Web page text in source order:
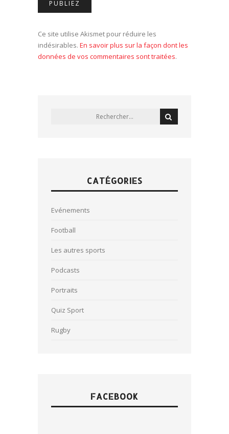
Ce site utilise Akismet pour réduire les
indésirables. En savoir plus sur la façon dont les
données de vos commentaires sont traitées.
CATÉGORIES
Evénements
Football
Les autres sports
Podcasts
Portraits
Quiz Sport
Rugby
FACEBOOK